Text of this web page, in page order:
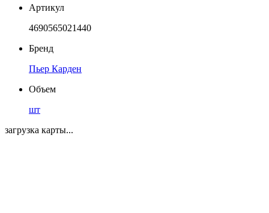
Артикул
4690565021440
Бренд
Пьер Карден
Объем
шт
загрузка карты...